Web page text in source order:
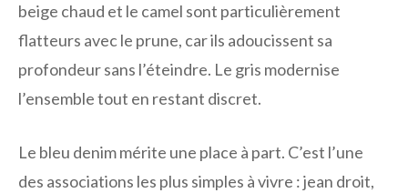
beige chaud et le camel sont particulièrement
flatteurs avec le prune, car ils adoucissent sa
profondeur sans l’éteindre. Le gris modernise
l’ensemble tout en restant discret.
Le bleu denim mérite une place à part. C’est l’une
des associations les plus simples à vivre : jean droit,